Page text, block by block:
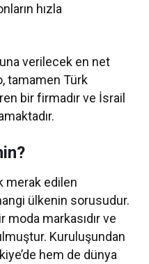
hızla
verilecek en net
tamamen Türk
bir firmadır ve İsrail
merak edilen
ülkenin sorusudur.
markasıdır ve
Kuruluşundan
hem de dünya